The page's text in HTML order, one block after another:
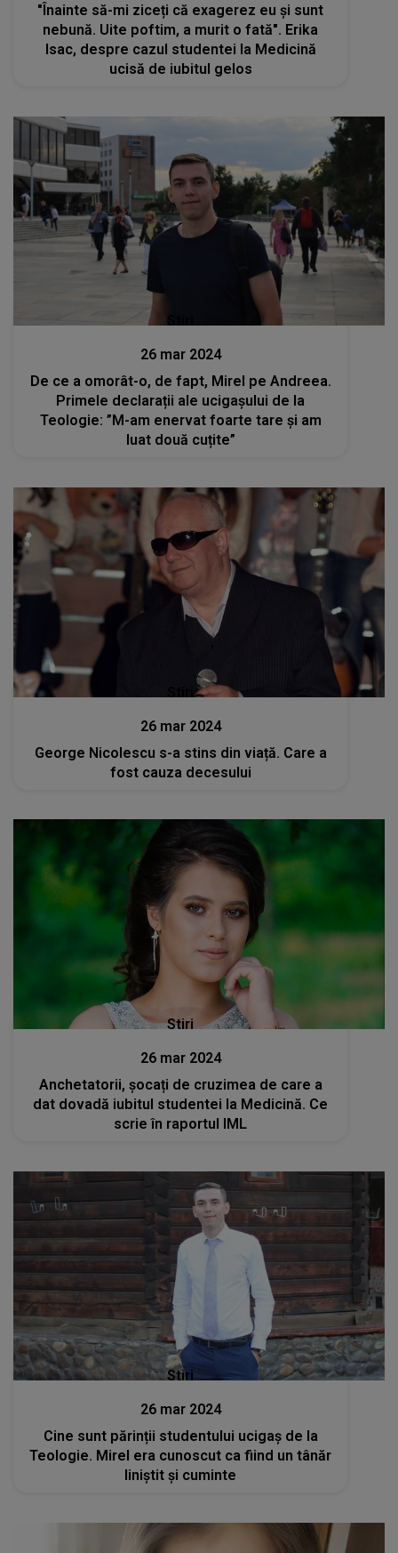
"Înainte să-mi ziceți că exagerez eu și sunt
nebună. Uite poftim, a murit o fată". Erika
Isac, despre cazul studentei la Medicină
ucisă de iubitul gelos
26 mar 2024
De ce a omorât-o, de fapt, Mirel pe Andreea.
Primele declarații ale ucigașului de la
Teologie: ”M-am enervat foarte tare şi am
luat două cuțite”
26 mar 2024
George Nicolescu s-a stins din viață. Care a
fost cauza decesului
Stiri
26 mar 2024
Anchetatorii, șocați de cruzimea de care a
dat dovadă iubitul studentei la Medicină. Ce
scrie în raportul IML
Stiri
26 mar 2024
Cine sunt părinții studentului ucigaș de la
Teologie. Mirel era cunoscut ca fiind un tânăr
liniștit și cuminte